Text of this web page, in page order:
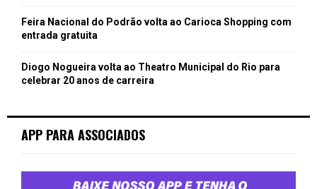
Feira Nacional do Podrão volta ao Carioca Shopping com
entrada gratuita
Diogo Nogueira volta ao Theatro Municipal do Rio para
celebrar 20 anos de carreira
APP PARA ASSOCIADOS